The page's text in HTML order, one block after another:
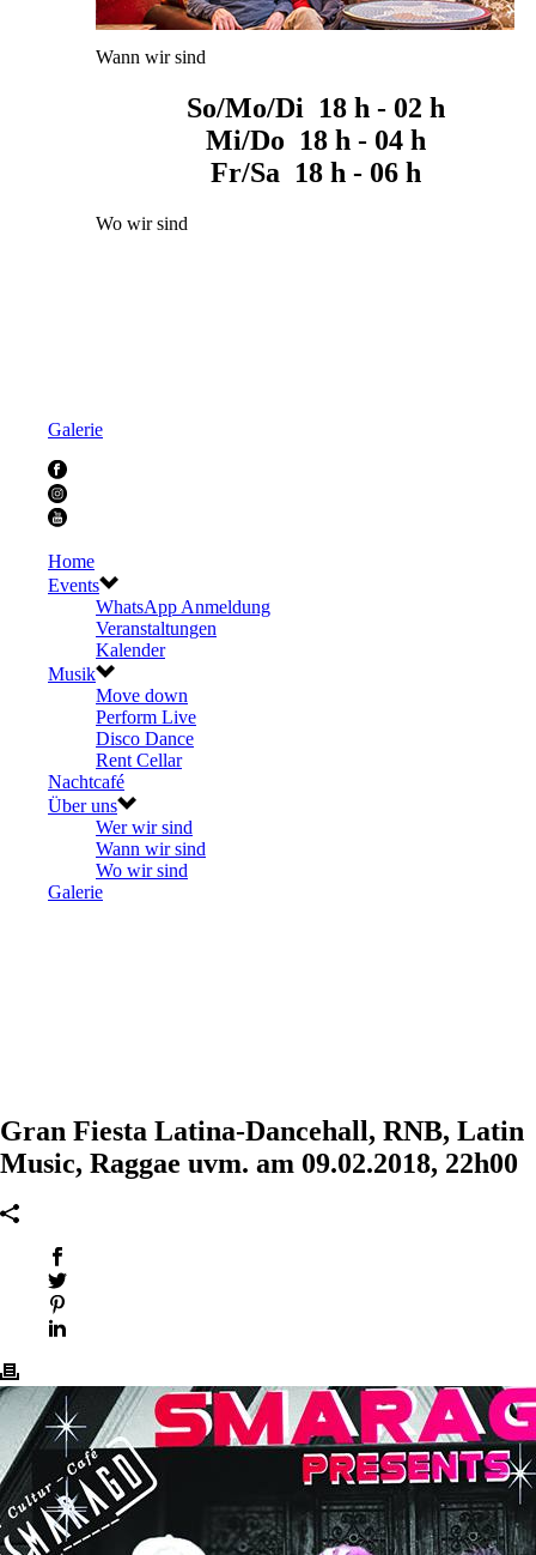
Wann wir sind
So/Mo/Di 18 h - 02 h
Mi/Do 18 h - 04 h
Fr/Sa 18 h - 06 h
Wo wir sind
Galerie
Home
Events
WhatsApp Anmeldung
Veranstaltungen
Kalender
Musik
Move down
Perform Live
Disco Dance
Rent Cellar
Nachtcafé
Über uns
Wer wir sind
Wann wir sind
Wo wir sind
Galerie
Gran Fiesta Latina-Dancehall, RNB, Latin
Music, Raggae uvm. am 09.02.2018, 22h00